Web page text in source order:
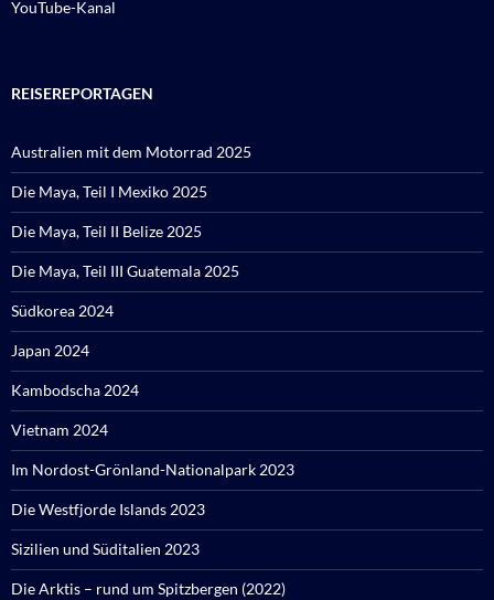
YouTube-Kanal
REISEREPORTAGEN
Australien mit dem Motorrad 2025
Die Maya, Teil I Mexiko 2025
Die Maya, Teil II Belize 2025
Die Maya, Teil III Guatemala 2025
Südkorea 2024
Japan 2024
Kambodscha 2024
Vietnam 2024
Im Nordost-Grönland-Nationalpark 2023
Die Westfjorde Islands 2023
Sizilien und Süditalien 2023
Die Arktis – rund um Spitzbergen (2022)